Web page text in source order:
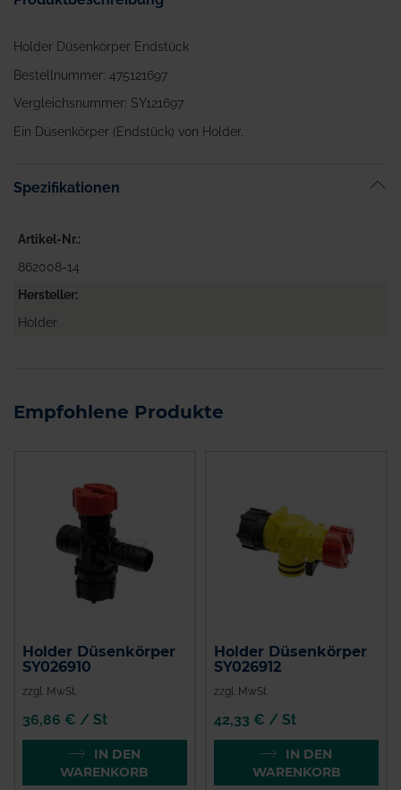
Holder Düsenkörper Endstück
Bestellnummer: 475121697
Vergleichsnummer: SY121697
Ein Düsenkörper (Endstück) von Holder.
Spezifikationen
Artikel-Nr.
862008-14
Hersteller
Holder
Empfohlene Produkte
Holder Düsenkörper
SY026910
zzgl. MwSt.
36,86 € / St
IN DEN
WARENKORB
Holder Düsenkörper
SY026912
zzgl. MwSt.
42,33 € / St
IN DEN
WARENKORB